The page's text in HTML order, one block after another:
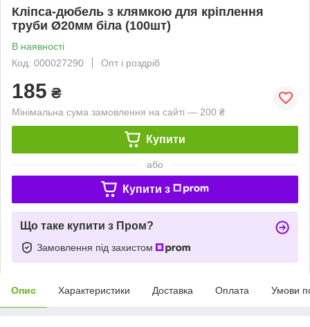
Кліпса-дюбель з клямкою для кріплення
труби Ø20мм біла (100шт)
В наявності
Код: 000027290
Опт і роздріб
185 ₴
Мінімальна сума замовлення на сайті — 200 ₴
Купити
або
Купити з
Що таке купити з Пром?
Замовлення під захистом
Опис Характеристики Доставка Оплата Умови